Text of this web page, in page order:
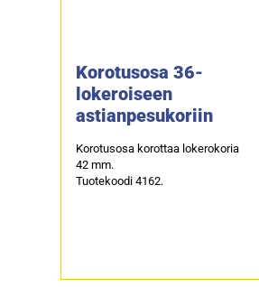
Korotusosa 36-
lokeroiseen
astianpesukoriin
Korotusosa korottaa lokerokoria
42 mm.
Tuotekoodi 4162.